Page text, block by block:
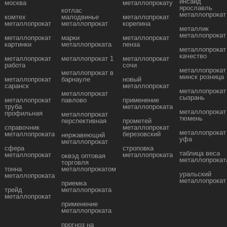
москва
комтех
металлопрокат
металлопрокат
картинки
металлопрокат
работа
металлопрокат
саранск
металлопрокат
труба
профильная
справочник
металлопроката
сфера
металлопрокат
тонна
металлопроката
трейд
металлопрокат
котлас
малодвинье
металлопрокат
марки
металлопроката
металлопрокат 1
металлопрокат в
барнауле
металлопрокат
павлово
металлопрокат
перспективная
нержавеющий
металлопрокат
оквэд оптовая
торговля
металлопрокатом
приемка
металлопроката
применение
металлопроката
прогноз на
металлопрокату
металлопрокат
корепина
металлопрокат
пенза
металлопрокат
сочи
новый
металлопрокат
применение
металлопроката
прометей
металлопрокат
березовский
строповка
металлопроката
ярославль
металлопрокат
металлик
металлопрокат
металлопрокат
качество
металлопрокат
минск розница
металлопрокат
сызрань
металлопрокат
тюмень
металлопрокат
уфа
таблица веса
уральский
металлопрокат